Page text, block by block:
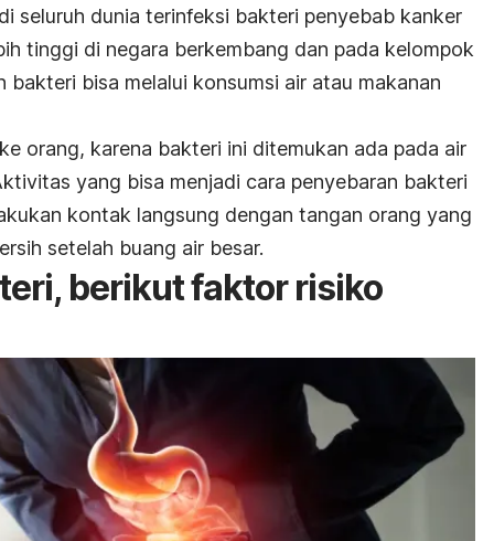
seluruh dunia terinfeksi bakteri penyebab kanker
tinggi di negara berkembang dan pada kelompok
bakteri bisa melalui konsumsi air atau makanan
orang, karena bakteri ini ditemukan ada pada air
yang bisa menjadi cara penyebaran bakteri
kontak langsung dengan tangan orang yang
setelah buang air besar.
berikut faktor risiko